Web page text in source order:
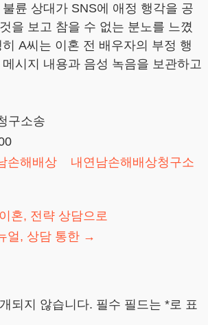
륜 상대가 SNS에 애정 행각을 공
을 보고 참을 수 없는 분노를 느꼈
A씨는 이혼 전 배우자의 부정 행
시지 내용과 음성 녹음을 보관하고
구소송
손해배상
내연남손해배상청구소
혼, 전략 상담으로
얼, 상담 통한 →
되지 않습니다. 필수 필드는 *로 표